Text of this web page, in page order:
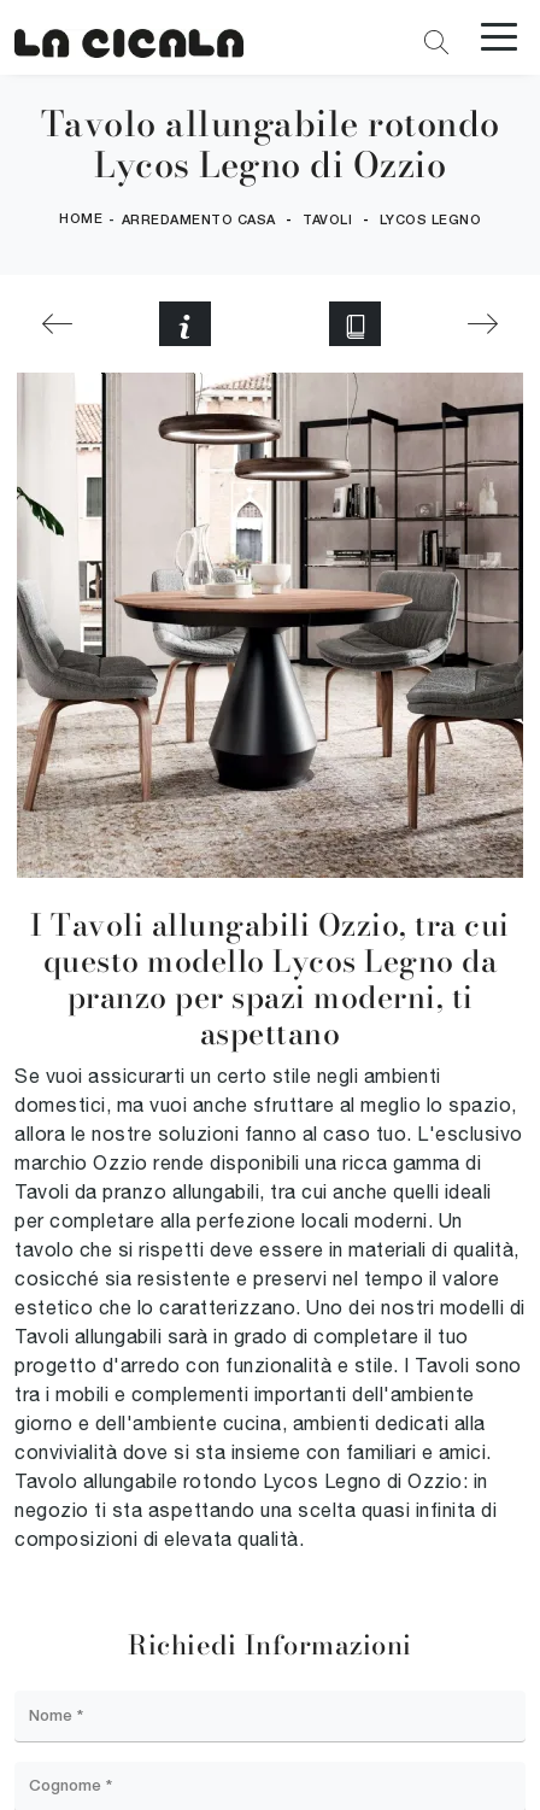
Tavolo allungabile rotondo
Lycos Legno di Ozzio
HOME - ARREDAMENTO CASA - TAVOLI - LYCOS LEGNO
I Tavoli allungabili Ozzio, tra cui
questo modello Lycos Legno da
pranzo per spazi moderni, ti
aspettano
Se vuoi assicurarti un certo stile negli ambienti
domestici, ma vuoi anche sfruttare al meglio lo spazio,
allora le nostre soluzioni fanno al caso tuo. L'esclusivo
marchio Ozzio rende disponibili una ricca gamma di
Tavoli da pranzo allungabili, tra cui anche quelli ideali
per completare alla perfezione locali moderni. Un
tavolo che si rispetti deve essere in materiali di qualità,
cosicché sia resistente e preservi nel tempo il valore
estetico che lo caratterizzano. Uno dei nostri modelli di
Tavoli allungabili sarà in grado di completare il tuo
progetto d'arredo con funzionalità e stile. I Tavoli sono
tra i mobili e complementi importanti dell'ambiente
giorno e dell'ambiente cucina, ambienti dedicati alla
convivialità dove si sta insieme con familiari e amici.
Tavolo allungabile rotondo Lycos Legno di Ozzio: in
negozio ti sta aspettando una scelta quasi infinita di
composizioni di elevata qualità.
Richiedi Informazioni